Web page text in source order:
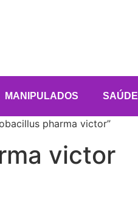
MANIPULADOS SAÚDE
pharma victor”
victor